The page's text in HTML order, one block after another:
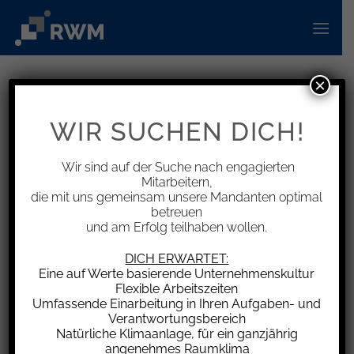
Inhalt
springen
Änderungen der
Kleinunternehmer-Regelung ab
1.1.2025
Ab dem 1.1.2025 gilt für in Deutschland
ansässige Kleinunternehmen ein besonderes
Meldeverfahren beim Bundeszentralamt für
Steuern (BZSt) zur Inanspruchnahme der
Kleinunternehmer-Regelung auch im
WIR SUCHEN DICH!
Wir sind auf der Suche nach engagierten
Mitarbeitern,
die mit uns gemeinsam unsere Mandanten optimal
betreuen
und am Erfolg teilhaben wollen.
DICH ERWARTET:
Eine auf Werte basierende Unternehmenskultur
Flexible Arbeitszeiten
Umfassende Einarbeitung in Ihren Aufgaben- und
Verantwortungsbereich
Natürliche Klimaanlage, für ein ganzjährig
angenehmes Raumklima
×